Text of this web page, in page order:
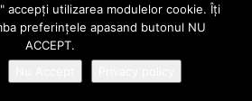
accepţi utilizarea modulelor cookie. Îţi
preferinţele apasand butonul NU
ACCEPT.